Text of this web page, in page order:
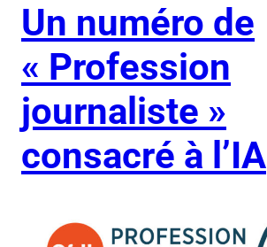
Un numéro de
« Profession
journaliste »
consacré à l’IA